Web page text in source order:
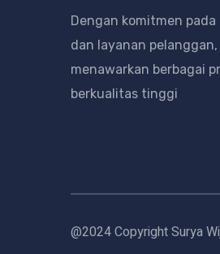
Dengan komitmen
dan layanan pelanggan,
menawarkan berbagai
berkualitas tinggi
@2024 Copyright Surya